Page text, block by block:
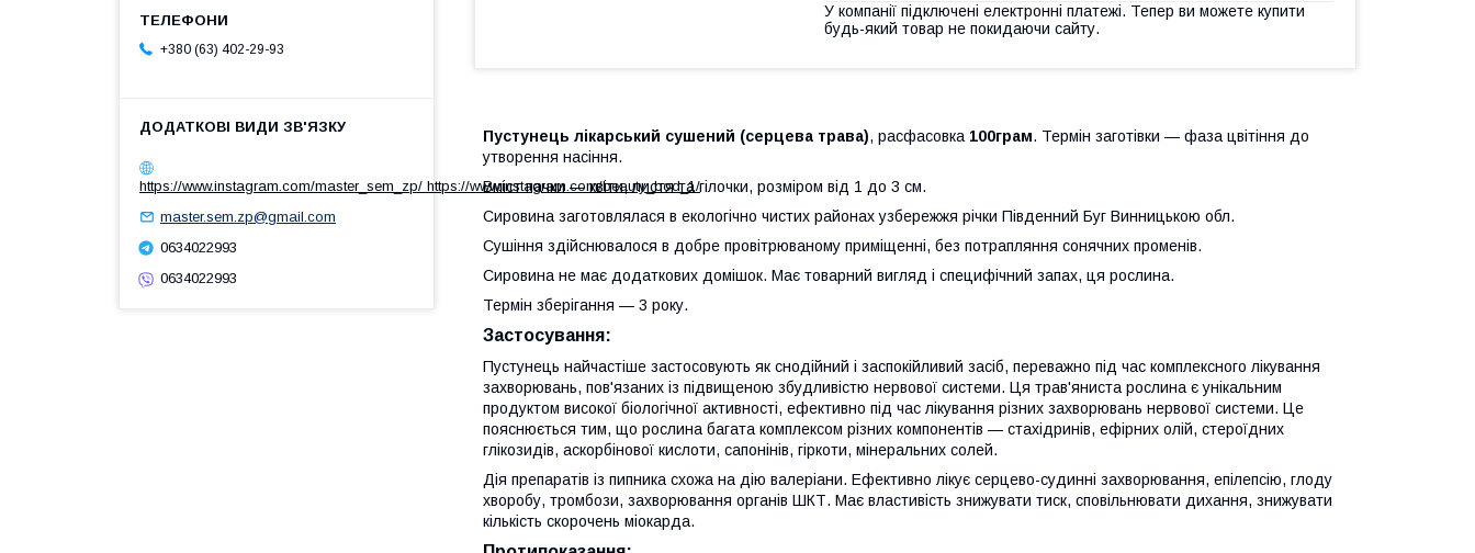
У компанії підключені електронні платежі. Тепер ви можете купити
будь-який товар не покидаючи сайту.
Пустунець лікарський сушений (серцева трава), расфасовка 100грам. Термін заготівки — фаза цвітіння до
утворення насіння.
Вміст пачки — квіти, листя та гілочки, розміром від 1 до 3 см.
Сировина заготовлялася в екологічно чистих районах узбережжя річки Південний Буг Винницькою обл.
Сушіння здійснювалося в добре провітрюваному приміщенні, без потрапляння сонячних променів.
Сировина не має додаткових домішок. Має товарний вигляд і специфічний запах, ця рослина.
Термін зберігання — 3 року.
Застосування:
Пустунець найчастіше застосовують як снодійний і заспокійливий засіб, переважно під час комплексного лікування
захворювань, пов'язаних із підвищеною збудливістю нервової системи. Ця трав'яниста рослина є унікальним
продуктом високої біологічної активності, ефективно під час лікування різних захворювань нервової системи. Це
пояснюється тим, що рослина багата комплексом різних компонентів — стахідринів, ефірних олій, стероїдних
глікозидів, аскорбінової кислоти, сапонінів, гіркоти, мінеральних солей.
Дія препаратів із пипника схожа на дію валеріани. Ефективно лікує серцево-судинні захворювання, епілепсію, глоду
хворобу, тромбози, захворювання органів ШКТ. Має властивість знижувати тиск, сповільнювати дихання, знижувати
кількість скорочень міокарда.
+380 (63) 402-29-93
https://www.instagram.com/master_sem_zp/ https://www.instagram.com/beauty_bod_1/
master.sem.zp@gmail.com
0634022993
0634022993